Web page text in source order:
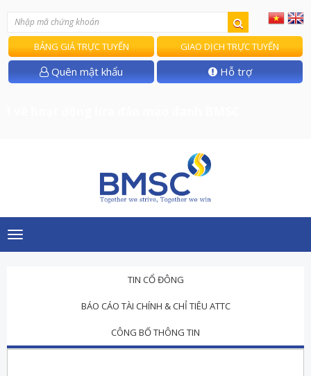
BẢNG GIÁ TRỰC TUYẾN GIAO DỊCH TRỰC TUYẾN
Quên mật khẩu Hỗ trợ
Toggle
navigation
TIN CỔ ĐÔNG
BÁO CÁO TÀI CHÍNH & CHỈ TIÊU ATTC
CÔNG BỐ THÔNG TIN